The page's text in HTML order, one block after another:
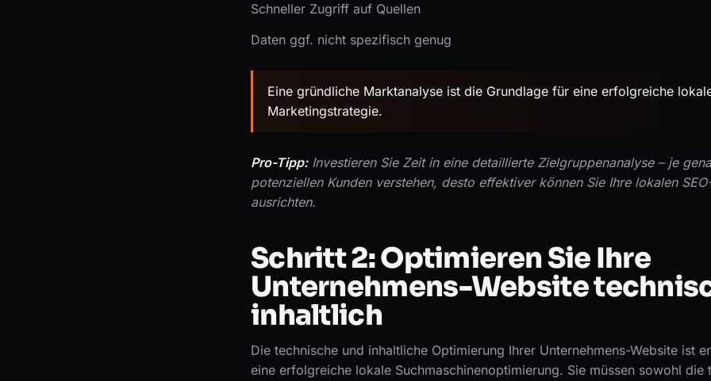
Schneller Zugriff auf Quellen
Daten ggf. nicht spezifisch genug
Eine gründliche Marktanalyse ist die Grundlage für eine erfolgreiche
Marketingstrategie.
Pro-Tipp: Investieren Sie Zeit in eine detaillierte Zielgruppenanalyse – je
potenziellen Kunden verstehen, desto effektiver können Sie Ihre lokalen
ausrichten.
Schritt 2: Optimieren Sie Ihre
Unternehmens-Website
inhaltlich
Die technische und inhaltliche Optimierung Ihrer Unternehmens-Website ist
eine erfolgreiche lokale Suchmaschinenoptimierung. Sie müssen sowohl die